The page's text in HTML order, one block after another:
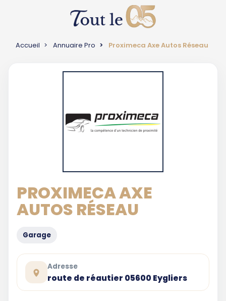
Accueil Annuaire Pro Proximeca Axe Autos Réseau
PROXIMECA AXE
AUTOS RÉSEAU
Garage
Adresse
route de réautier 05600 Eygliers